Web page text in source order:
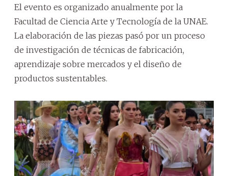
El evento es organizado anualmente por la
Facultad de Ciencia Arte y Tecnología de la UNAE.
La elaboración de las piezas pasó por un proceso
de investigación de técnicas de fabricación,
aprendizaje sobre mercados y el diseño de
productos sustentables.